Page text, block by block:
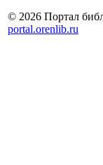
© 2026 Портал
portal.orenlib.ru